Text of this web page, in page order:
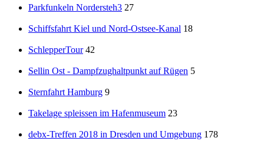
Parkfunkeln Nordersteh3 27
Schiffsfahrt Kiel und Nord-Ostsee-Kanal 18
SchlepperTour 42
Sellin Ost - Dampfzughaltpunkt auf Rügen 5
Sternfahrt Hamburg 9
Takelage spleissen im Hafenmuseum 23
debx-Treffen 2018 in Dresden und Umgebung 178